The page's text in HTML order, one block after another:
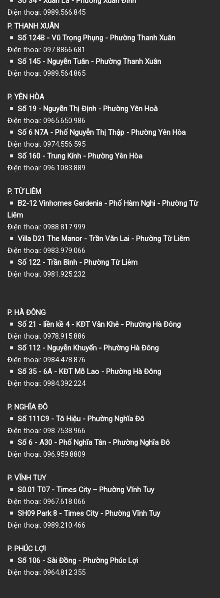
Điện thoại: 0989.566.845
P. THANH XUÂN
Số 124B - Vũ Trọng Phụng - Phường Thanh Xuân
Điện thoại: 097.8866.681
Số 145 - Nguyễn Tuân - Phường Thanh Xuân
Điện thoại: 0989.564.865
P. YÊN HÒA
Số 19 - Nguyễn Thị Định - Phường Yên Hoà
Điện thoại: 0965.650.986
Số 6 N7A - Phố Nguyễn Thị Thập - Phường Yên Hòa
Điện thoại: 0974.556.595
Số 160 - Trung Kính - Phường Yên Hòa
Điện thoại: 096.1083.889
P. TỪ LIÊM
B2-12 Vinhomes Gardenia - Phố Hàm Nghi - Phường Từ
Liêm
Điện thoại: 0988.817.999
Villa D21 The Manor - Trần Văn Lai - Phường Từ Liêm
Điện thoại: 0983.979.066
Số 122 - Trần Bình - Phường Từ Liêm
Điện thoại: 0981.925.232
P. HÀ ĐÔNG
Số 21 - liền kề 4 - KĐT Văn Khê - Phường Hà Đông
Điện thoại: 0978.915.886
Số 112 - Nguyễn Khuyến - Phường Hà Đông
Điện thoại: 0984.478.876
Số 35 - 6A - KĐT Mỗ Lao - Phường Hà Đông
Điện thoại: 0984.392.224
P. NGHĨA ĐÔ
Số 111C9 - Tô Hiệu - Phường Nghĩa Đô
Điện thoại: 098.7538.966
Số 6 - A30 - Phố Nghĩa Tân - Phường Nghĩa Đô
Điện thoại: 096.959.8809
P. VĨNH TUY
S0.01 T07 - Times City – Phường Vĩnh Tuy
Điện thoại: 0967.618.066
SH09 Park 8 - Times City - Phường Vĩnh Tuy
Điện thoại: 0989.210.466
P. PHÚC LỢI
Số 106 - Sài Đồng - Phường Phúc Lợi
Điện thoại: 0964.812.355